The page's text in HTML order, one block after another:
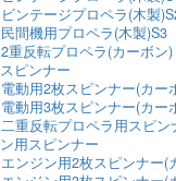
ビンテージプロペラ(木製
民間機用プロペラ(木製)S3
2重反転プロペラ(カーボン
ピンナー
電動用2枚スピンナー(カー
電動用3枚スピンナー(カー
二重反転プロペラ用スピン
用スピンナー
エンジン用2枚スピンナー(